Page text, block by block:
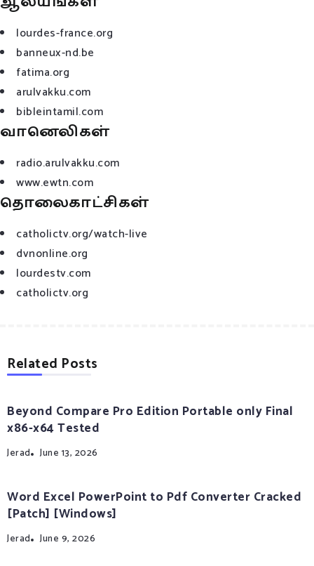
lourdes-france.org
banneux-nd.be
fatima.org
arulvakku.com
bibleintamil.com
வானெலிகள்
radio.arulvakku.com
www.ewtn.com
தொலைகாட்சிகள்
catholictv.org/watch-live
dvnonline.org
lourdestv.com
catholictv.org
Related Posts
Beyond Compare Pro Edition Portable only Final
x86-x64 Tested
Jerad June 13, 2026
Word Excel PowerPoint to Pdf Converter Cracked
[Patch] [Windows]
Jerad June 9, 2026